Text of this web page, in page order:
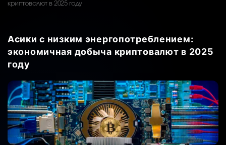
криптовалют в 2025 году
Асики с низким энергопотреблением:
экономичная добыча криптовалют в 2025
году